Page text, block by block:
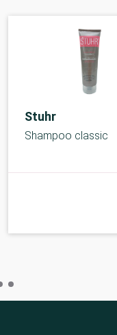
Stuhr
Shampoo classic